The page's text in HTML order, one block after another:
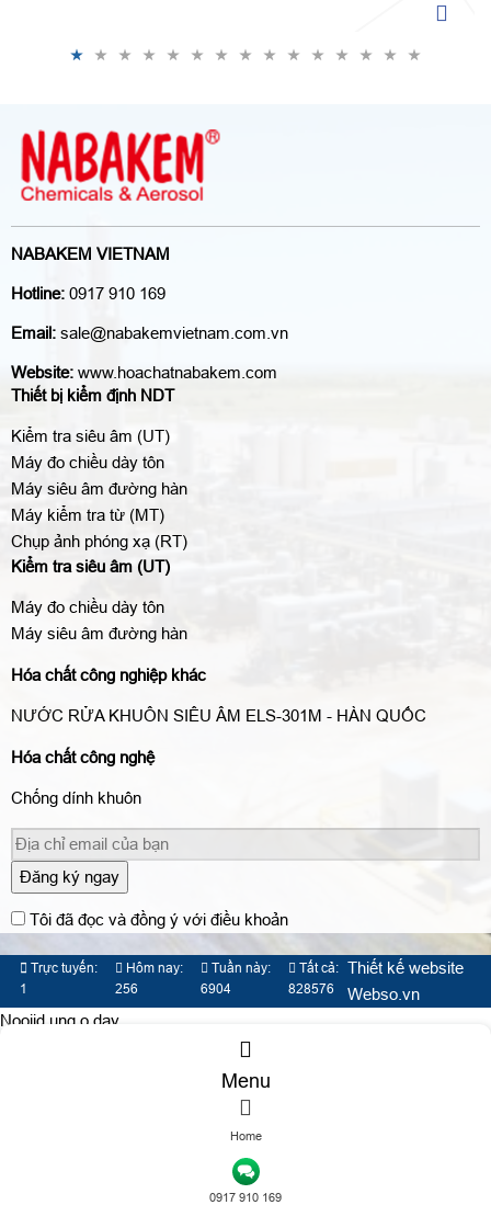
NABAKEM VIETNAM
Hotline: 0917 910 169
Email: sale@nabakemvietnam.com.vn
Website: www.hoachatnabakem.com
Thiết bị kiểm định NDT
Kiểm tra siêu âm (UT)
Máy đo chiều dày tôn
Máy siêu âm đường hàn
Máy kiểm tra từ (MT)
Chụp ảnh phóng xạ (RT)
Kiểm tra siêu âm (UT)
Máy đo chiều dày tôn
Máy siêu âm đường hàn
Hóa chất công nghiệp khác
NƯỚC RỬA KHUÔN SIÊU ÂM ELS-301M - HÀN QUỐC
Hóa chất công nghệ
Chống dính khuôn
Đăng ký ngay
Tôi đã đọc và đồng ý với điều khoản
Trực tuyến:
1
Hôm nay:
256
Tuần này:
6904
Tất cả:
828576
Thiết kế website
Webso.vn
Menu
Home
0917 910 169
Nooijd ung o day
TƯ VẤN DỊCH VỤ